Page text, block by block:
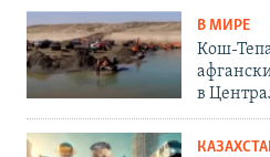
В МИРЕ
Кош-
в